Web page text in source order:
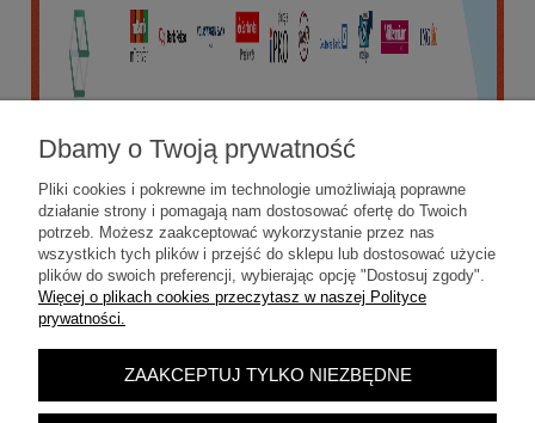
POKAŻ PEŁNĄ WERSJĘ STRONY
Sklep internetowy Shoper.pl
Dbamy o Twoją prywatność
Pliki cookies i pokrewne im technologie umożliwiają poprawne
działanie strony i pomagają nam dostosować ofertę do Twoich
potrzeb. Możesz zaakceptować wykorzystanie przez nas
wszystkich tych plików i przejść do sklepu lub dostosować użycie
plików do swoich preferencji, wybierając opcję "Dostosuj zgody".
Więcej o plikach cookies przeczytasz w naszej Polityce
prywatności.
ZAAKCEPTUJ TYLKO NIEZBĘDNE